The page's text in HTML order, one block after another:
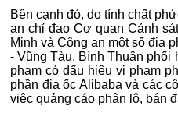
Bên cạnh đó, do tính chất
an chỉ đạo Cơ quan Cảnh
Minh và Công an một số địa
- Vũng Tàu, Bình Thuận phối
phạm có dấu hiệu vi phạm
phần địa ốc Alibaba và các
việc quảng cáo phân lô, bán